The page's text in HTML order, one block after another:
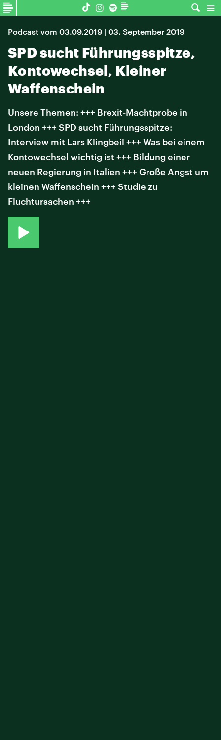
Podcast vom 03.09.2019 | 03. September 2019
SPD sucht Führungsspitze,
Kontowechsel, Kleiner
Waffenschein
Unsere Themen: +++ Brexit-Machtprobe in
London +++ SPD sucht Führungsspitze:
Interview mit Lars Klingbeil +++ Was bei einem
Kontowechsel wichtig ist +++ Bildung einer
neuen Regierung in Italien +++ Große Angst um
kleinen Waffenschein +++ Studie zu
Fluchtursachen +++